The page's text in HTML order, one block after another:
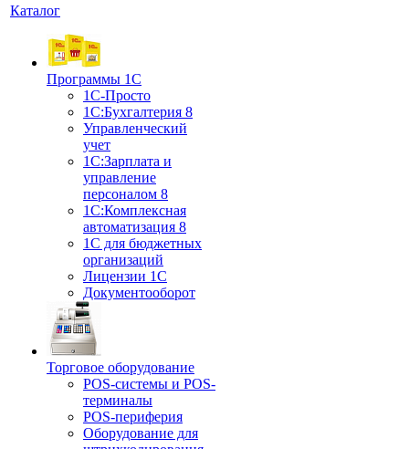
Каталог
Программы 1С
1С-Просто
1С:Бухгалтерия 8
Управленческий
учет
1С:Зарплата и
управление
персоналом 8
1C:Комплексная
автоматизация 8
1С для бюджетных
организаций
Лицензии 1С
Документооборот
Торговое оборудование
POS-системы и POS-
терминалы
POS-периферия
Оборудование для